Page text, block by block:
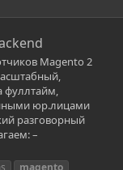
Magento 2
фуллтайм,
юр.лицами
разговорный
–
magento